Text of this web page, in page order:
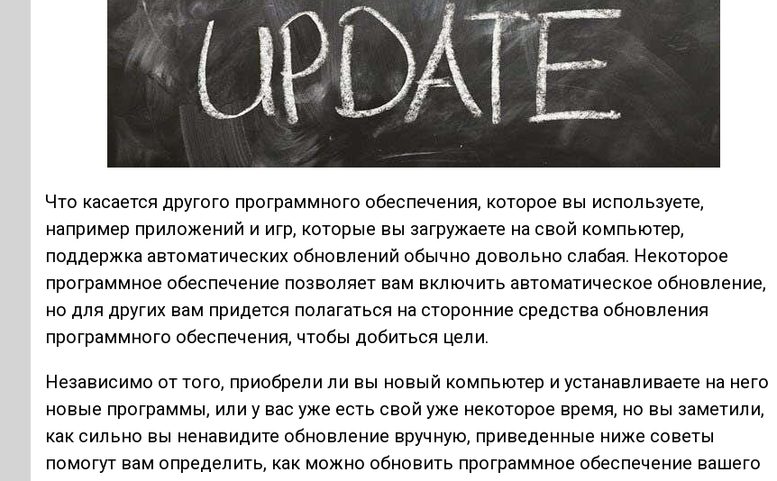
Что касается другого программного обеспечения, которое вы используете,
например приложений и игр, которые вы загружаете на свой компьютер,
поддержка автоматических обновлений обычно довольно слабая. Некоторое
программное обеспечение позволяет вам включить автоматическое обновление,
но для других вам придется полагаться на сторонние средства обновления
программного обеспечения, чтобы добиться цели.
Независимо от того, приобрели ли вы новый компьютер и устанавливаете на него
новые программы, или у вас уже есть свой уже некоторое время, но вы заметили,
как сильно вы ненавидите обновление вручную, приведенные ниже советы
помогут вам определить, как можно обновить программное обеспечение вашего